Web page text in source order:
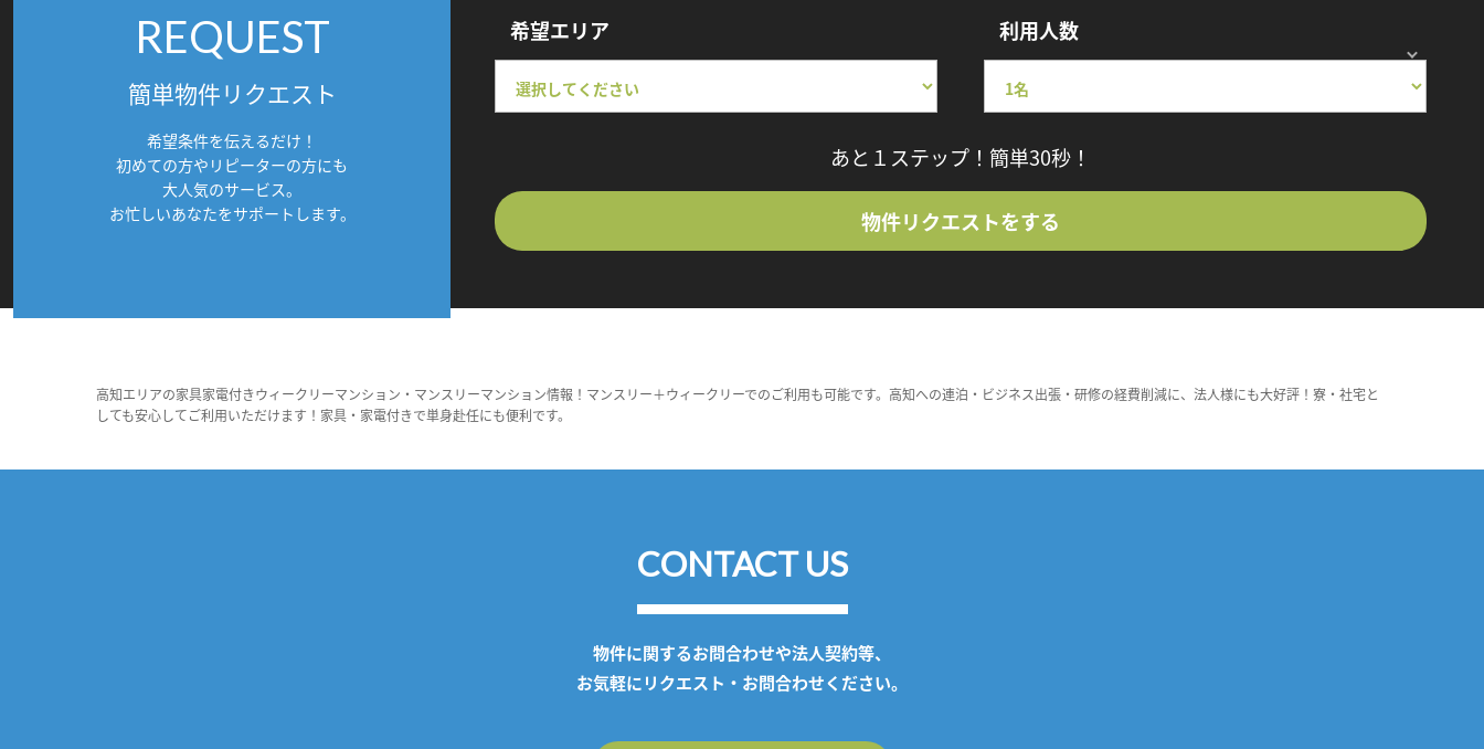
REQUEST
簡単物件リクエスト
希望条件を伝えるだけ！
初めての方やリピーターの方にも
大人気のサービス。
お忙しいあなたをサポートします。
希望エリア 利用人数
あと１ステップ！簡単30秒！
物件リクエストをする
高知エリアの家具家電付きウィークリーマンション・マンスリーマンション情報！マンスリー＋ウィークリーでのご利用も可能です。高知への連泊・ビジネス出張・研修の経費削減に、法人様にも大好評！寮・社宅と
しても安心してご利用いただけます！家具・家電付きで単身赴任にも便利です。
CONTACT US
物件に関するお問合わせや法人契約等、
お気軽にリクエスト・お問合わせください。